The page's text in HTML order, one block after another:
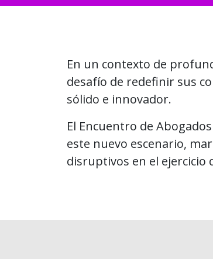
En un contexto de
desafío de redefinir sus
sólido e innovador.
El Encuentro de
este nuevo escenario,
disruptivos en el ejercicio